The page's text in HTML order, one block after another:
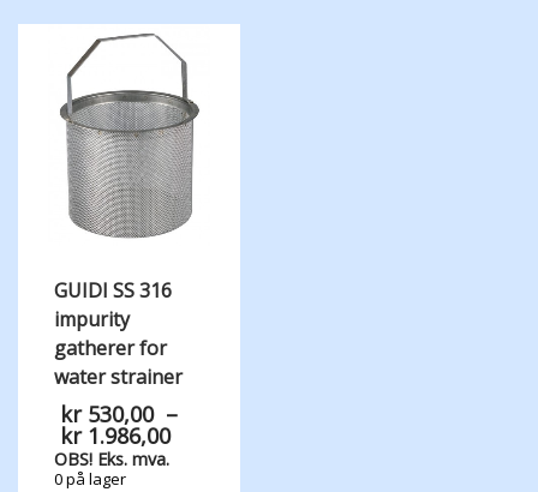
GUIDI SS 316
impurity
gatherer for
water strainer
kr530,00 –
kr1.986,00
OBS! Eks. mva.
0 på lager